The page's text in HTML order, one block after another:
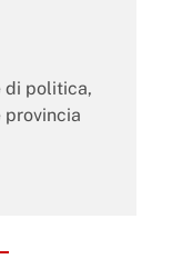
di politica,
provincia